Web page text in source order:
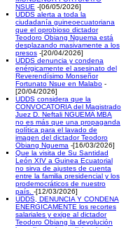
NSUE -[06/05/2026]
UDDS alerta a toda la
ciudadanía guineoecuatoriana
que el oprobioso dictador
Teodoro Obiang Nguema está
desplazando masivamente a los
presos -[20/04/2026]
UDDS denuncia y condena
enérgicamente el asesinato del
Reverendísimo Monseñor
Fortunato Nsue en Malabo -
[20/04/2026]
UDDS considera que la
CONVOCATORIA del Magistrado
Juez D. Neftali NGUEMA MBA
no es más que una propaganda
política para el lavado de
imagen del dictador Teodoro
Obiang Nguema -[16/03/2026]
Que la visita de Su Santidad
León XIV a Guinea Ecuatorial
no sirva de ajustes de cuenta
entre la familia presidencial y los
prodemocráticos de nuestro
país. -[12/03/2026]
UDDS, DENUNCIA Y CONDENA
ENERGICAMENTE los recortes
salariales y exige al dictador
Teodoro Obiang la devolución